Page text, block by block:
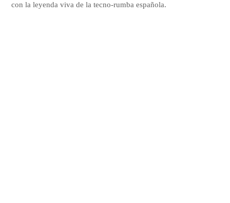
con la leyenda viva de la tecno-rumba española.